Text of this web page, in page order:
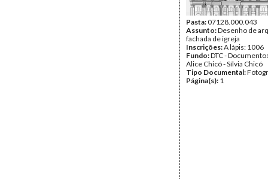
Pasta:07128.000.043
Assunto:Desenho de
fachada de igreja
Inscrições:A lápis: 1006
Fundo:DTC -
Alice Chicó - Sílvia Chicó
Tipo Documental:
Página(s): 1